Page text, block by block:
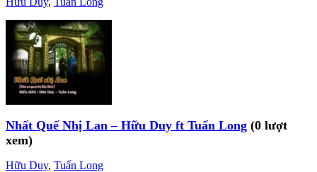
Nhất Quế Nhị Lan – Hữu Duy ft Tuấn Long (0 lượt
xem)
Hữu Duy, Tuấn Long